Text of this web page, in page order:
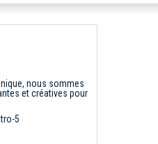
nous sommes
et créatives pour
5